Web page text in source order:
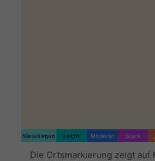
Nieselregen Leicht Moderat Stark
Die Ortsmarkierung zeigt auf